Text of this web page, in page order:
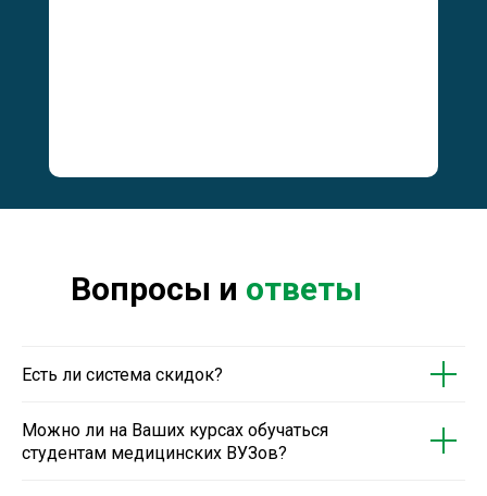
Вопросы и ответы
Есть ли система скидок?
Можно ли на Ваших курсах обучаться
студентам медицинских ВУЗов?